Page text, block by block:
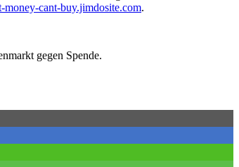
money-cant-buy.jimdosite.com.
gegen Spende.